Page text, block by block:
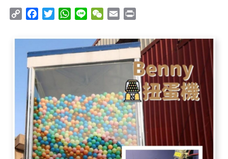
Copy
Facebook
TwitterWhatsApp
Line WeChat
Email